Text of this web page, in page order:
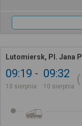
Lutomiersk, Pl. Jana
09:19
10 sierpnia
09:32
10 sierpnia